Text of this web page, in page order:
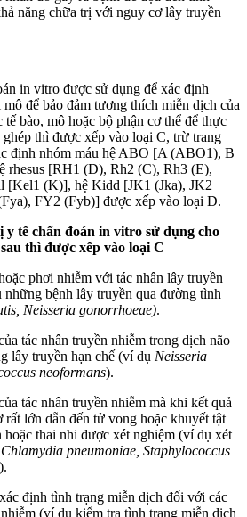
năng chữa trị với nguy cơ lây truyền
in vitro được sử dụng để xác định
để bảo đảm tương thích miễn dịch của
tế bào, mô hoặc bộ phận cơ thể để thực
thì được xếp vào loại C, trừ trang
định nhóm máu hệ ABO [A (ABO1), B
[RH1 (D), Rh2 (C), Rh3 (E),
[Kel1 (K)], hệ Kidd [JK1 (Jka), JK2
FY2 (Fyb)] được xếp vào loại D.
y tế chẩn đoán in vitro sử dụng cho
thì được xếp vào loại C
phơi nhiễm với tác nhân lây truyền
bệnh lây truyền qua đường tình
Neisseria gonorrhoeae).
tác nhân truyền nhiễm trong dịch não
lây truyền hạn chế (ví dụ Neisseria
neoformans).
tác nhân truyền nhiễm mà khi kết quả
rất lớn dẫn đến tử vong hoặc khuyết tật
hoặc thai nhi được xét nghiệm (ví dụ xét
Chlamydia pneumoniae, Staphylococcus
định tình trạng miễn dịch đối với các
(ví dụ kiểm tra tình trạng miễn dịch